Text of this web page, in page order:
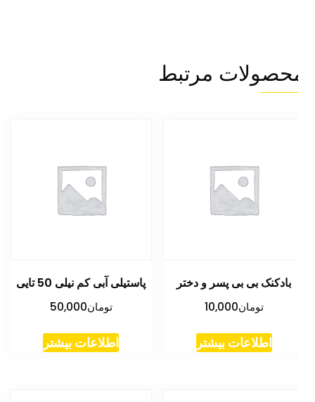
مرتبط
بادکنک بی بی پسر و دختر
تومان10,000
اطلاعات بیشتر
پاستیلی آبی کم نیلی 50 تایی
تومان50,000
اطلاعات بیشتر